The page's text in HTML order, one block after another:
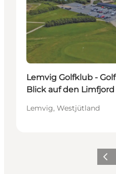
Lemvig Golfklub -
Blick auf den Limfjord
Lemvig, Westjütland